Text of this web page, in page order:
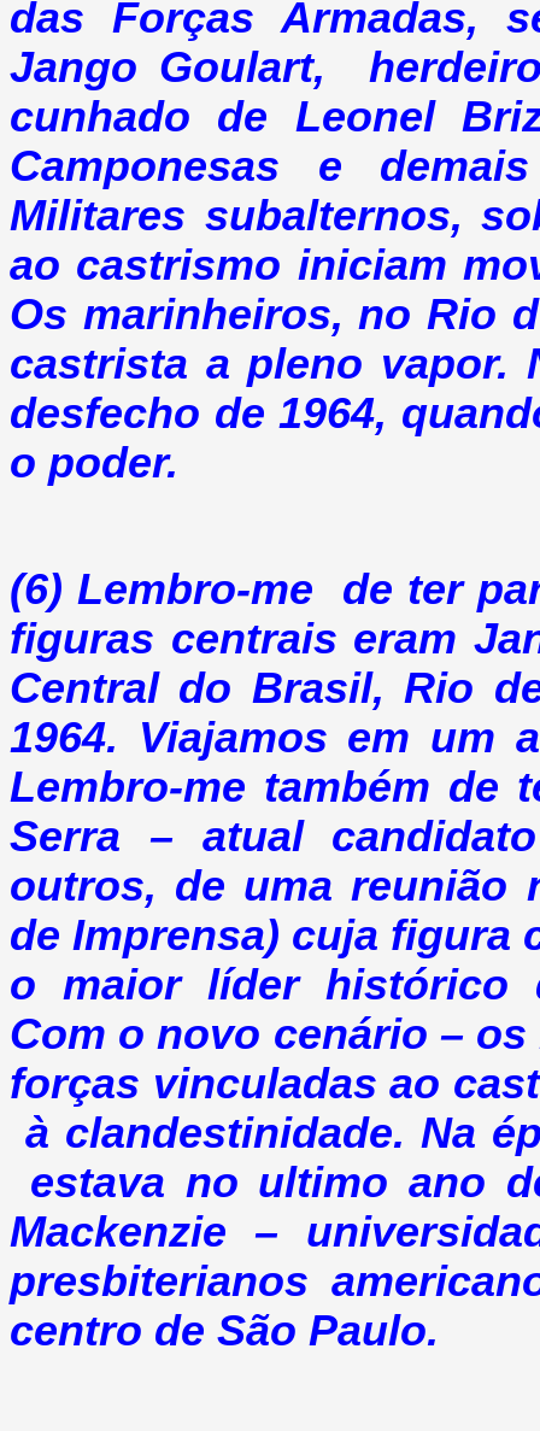
das Forças Armadas,
Jango Goulart,
cunhado de Leonel
Camponesas e
Militares subalternos,
ao castrismo iniciam
Os marinheiros, no Rio
castrista a pleno vapor.
desfecho de 1964,
o poder.
(6) Lembro-me de ter
figuras centrais eram
Central do Brasil, Rio
1964. Viajamos em um
Lembro-me também de
Serra – atual
outros, de uma reunião
de Imprensa) cuja figura
o maior líder histórico
Com o novo cenário –
forças vinculadas ao
à clandestinidade. Na
estava no ultimo ano
Mackenzie –
presbiterianos
centro de São Paulo.